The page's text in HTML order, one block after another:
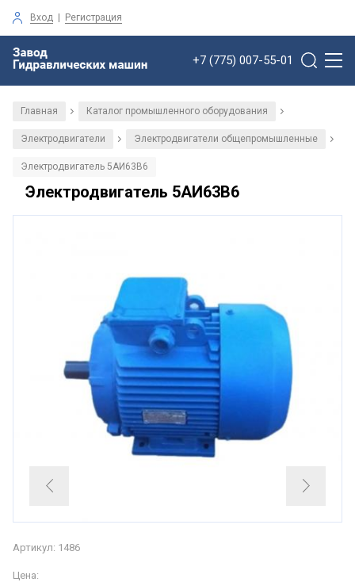
Вход | Регистрация
+7 (775) 007-55-01
Главная / Каталог промышленного оборудования /
Электродвигатели / Электродвигатели общепромышленные /
Электродвигатель 5АИ63B6
Электродвигатель 5АИ63B6
Артикул: 1486
Цена: